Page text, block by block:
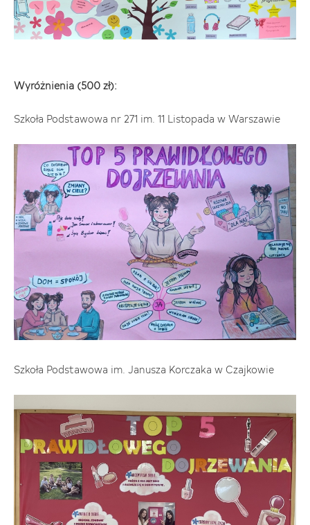
Wyróżnienia (500 zł):
Szkoła Podstawowa nr 271 im. 11 Listopada w Warszawie
Szkoła Podstawowa im. Janusza Korczaka w Czajkowie